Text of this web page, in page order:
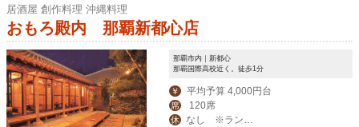
居酒屋 創作料理 沖縄料理
おもろ殿内 那覇新都心店
那覇市内｜新都心
那覇国際高校近く。徒歩1分
￥ 平均予算 4,000円台
席 120席
休